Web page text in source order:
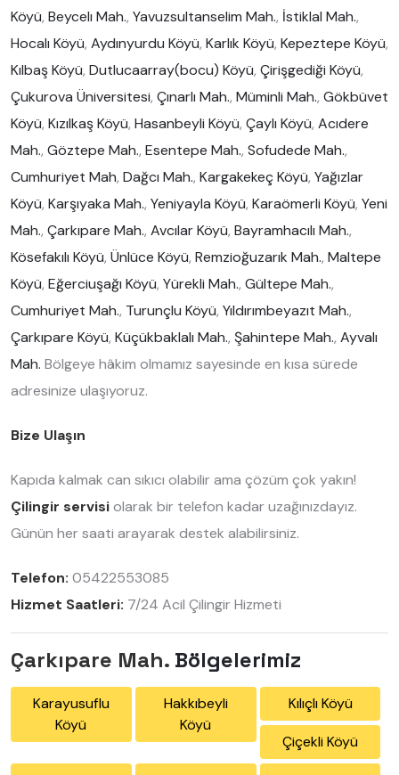
Köyü, Beycelı Mah., Yavuzsultanselim Mah., İstiklal Mah.,
Hocalı Köyü, Aydınyurdu Köyü, Karlık Köyü, Kepeztepe Köyü,
Kılbaş Köyü, Dutlucaarray(bocu) Köyü, Çirişgediği Köyü,
Çukurova Üniversitesi, Çınarlı Mah., Müminli Mah., Gökbüvet
Köyü, Kızılkaş Köyü, Hasanbeyli Köyü, Çaylı Köyü, Acıdere
Mah., Göztepe Mah., Esentepe Mah., Sofudede Mah.,
Cumhuriyet Mah, Dağcı Mah., Kargakekeç Köyü, Yağızlar
Köyü, Karşıyaka Mah., Yeniyayla Köyü, Karaömerli Köyü, Yeni
Mah., Çarkıpare Mah., Avcılar Köyü, Bayramhacılı Mah.,
Kösefakılı Köyü, Ünlüce Köyü, Remzioğuzarık Mah., Maltepe
Köyü, Eğerciuşağı Köyü, Yürekli Mah., Gültepe Mah.,
Cumhuriyet Mah., Turunçlu Köyü, Yıldırımbeyazıt Mah.,
Çarkıpare Köyü, Küçükbaklalı Mah., Şahintepe Mah., Ayvalı
Mah. Bölgeye hâkim olmamız sayesinde en kısa sürede
adresinize ulaşıyoruz.
Bize Ulaşın
Kapıda kalmak can sıkıcı olabilir ama çözüm çok yakın!
Çilingir servisiolarak bir telefon kadar uzağınızdayız.
Günün her saati arayarak destek alabilirsiniz.
Telefon: 05422553085
Hizmet Saatleri: 7/24 Acil Çilingir Hizmeti
Çarkıpare Mah. Bölgelerimiz
Karayusuflu
Köyü
Hakkıbeyli
Köyü
Kılıçlı Köyü
Çiçekli Köyü